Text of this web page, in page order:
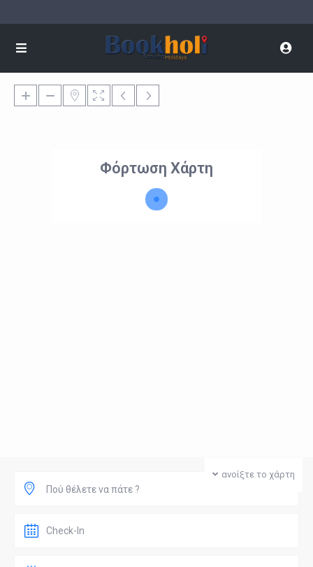
Φόρτωση Χάρτη
ανοίξτε το χάρτη
Πού θέλετε να πάτε ?